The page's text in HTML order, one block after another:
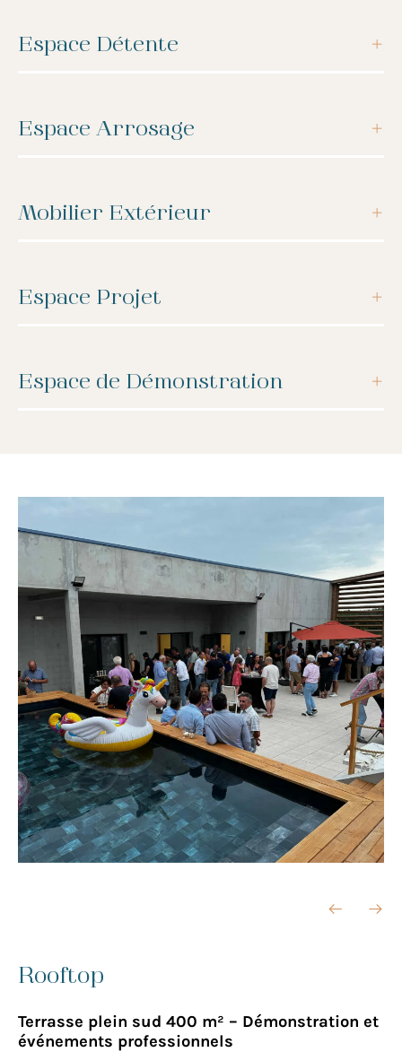
Espace Détente
Espace Arrosage
Mobilier Extérieur
Espace Projet
Espace de Démonstration
Rooftop
Terrasse plein sud 400 m² – Démonstration et
événements professionnels